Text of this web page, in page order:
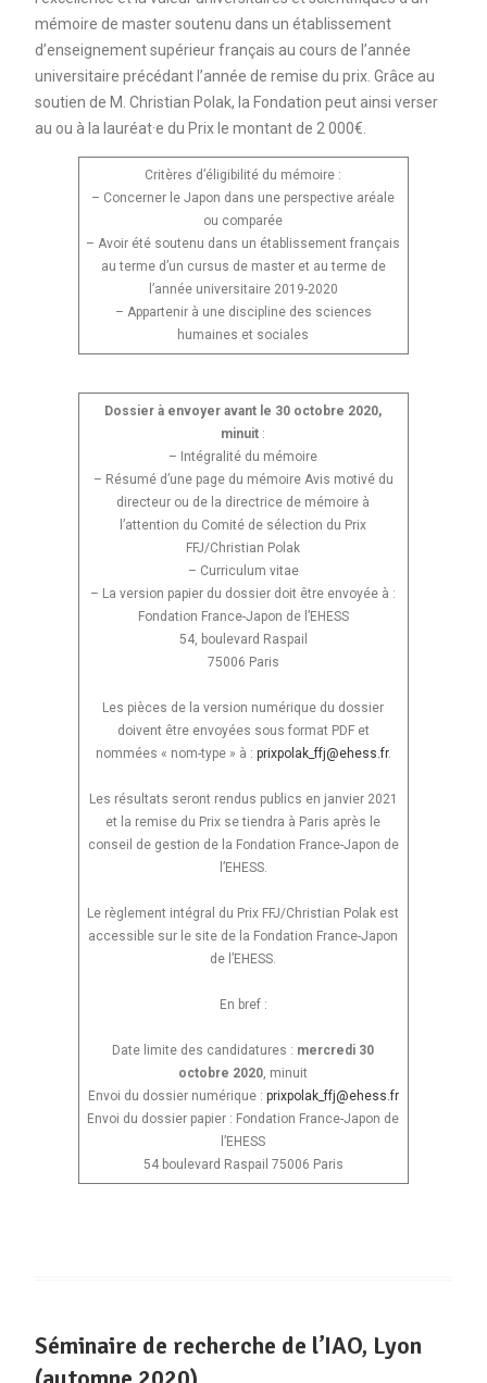
mémoire de master soutenu dans un établissement
d’enseignement supérieur français au cours de l’année
universitaire précédant l’année de remise du prix. Grâce au
soutien de M. Christian Polak, la Fondation peut ainsi verser
au ou à la lauréat·e du Prix le montant de 2 000€.
Critères d’éligibilité du mémoire :
– Concerner le Japon dans une perspective aréale
ou comparée
– Avoir été soutenu dans un établissement français
au terme d’un cursus de master et au terme de
l’année universitaire 2019-2020
– Appartenir à une discipline des sciences
humaines et sociales
Dossier à envoyer avant le 30 octobre 2020,
minuit :
– Intégralité du mémoire
– Résumé d’une page du mémoire Avis motivé du
directeur ou de la directrice de mémoire à
l’attention du Comité de sélection du Prix
FFJ/Christian Polak
– Curriculum vitae
– La version papier du dossier doit être envoyée à :
Fondation France-Japon de l’EHESS
54, boulevard Raspail
75006 Paris
Les pièces de la version numérique du dossier
doivent être envoyées sous format PDF et
nommées « nom-type » à : prixpolak_ffj@ehess.fr.
Les résultats seront rendus publics en janvier 2021
et la remise du Prix se tiendra à Paris après le
conseil de gestion de la Fondation France-Japon de
l’EHESS.
Le règlement intégral du Prix FFJ/Christian Polak est
accessible sur le site de la Fondation France-Japon
de l’EHESS.
En bref :
Date limite des candidatures : mercredi 30
octobre 2020, minuit
Envoi du dossier numérique : prixpolak_ffj@ehess.fr
Envoi du dossier papier : Fondation France-Japon de
l’EHESS
54 boulevard Raspail 75006 Paris
Séminaire de recherche de l’IAO, Lyon